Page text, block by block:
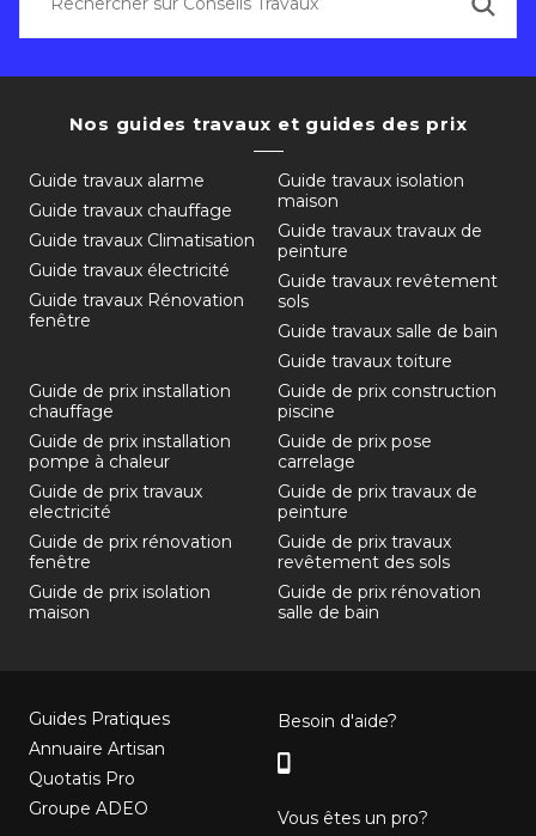
Nos guides travaux et guides des prix
Guide travaux alarme
Guide travaux chauffage
Guide travaux Climatisation
Guide travaux électricité
Guide travaux Rénovation
fenêtre
Guide travaux isolation
maison
Guide travaux travaux de
peinture
Guide travaux revêtement
sols
Guide travaux salle de bain
Guide travaux toiture
Guide de prix installation
chauffage
Guide de prix installation
pompe à chaleur
Guide de prix travaux
electricité
Guide de prix rénovation
fenêtre
Guide de prix isolation
maison
Guide de prix construction
piscine
Guide de prix pose
carrelage
Guide de prix travaux de
peinture
Guide de prix travaux
revêtement des sols
Guide de prix rénovation
salle de bain
Guides Pratiques
Annuaire Artisan
Quotatis Pro
Groupe ADEO
Besoin d'aide?
Vous êtes un pro?